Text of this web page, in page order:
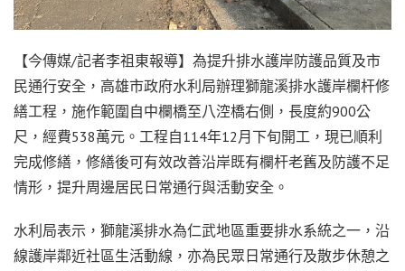
【今傳媒/記者李祖東報導】為提升排水護岸防護品質及市
民通行安全，高雄市政府水利局辦理獅龍溪排水護岸欄杆修
繕工程，施作範圍自中欄橋至八涳橋右側，長度約900公
尺，經費538萬元。工程自114年12月下旬開工，現已順利
完成修繕，修繕後可有效改善沿岸既有欄杆老舊及防護不足
情形，提升周邊居民日常通行與活動安全。
水利局表示，獅龍溪排水為仁武地區重要排水系統之一，沿
線護岸鄰近社區生活動線，亦為民眾日常通行及散步休憩之